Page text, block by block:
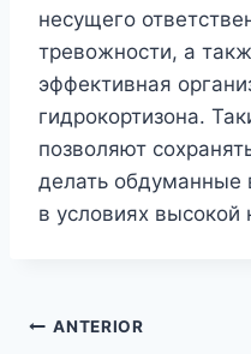
несущего
тревожности, а
эффективная
гидрокортизона.
позволяют
делать
в условиях высокой
ANTERIOR